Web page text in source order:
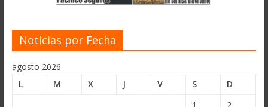
Noticias por Fecha
agosto 2026
L
M X J V S
D